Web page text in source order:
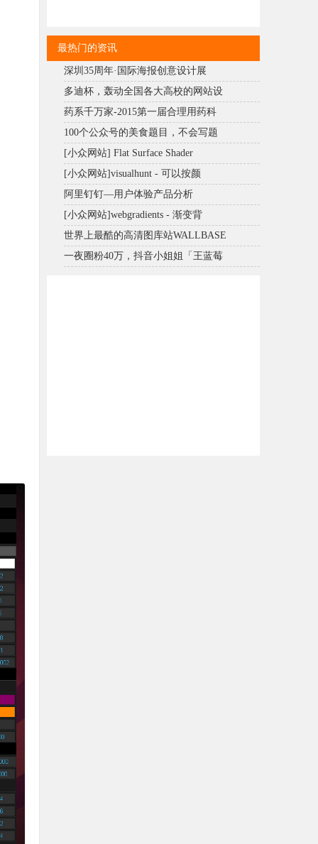
最热门的资讯
深圳35周年·国际海报创意设计展
多迪杯，轰动全国各大高校的网站设
药系千万家-2015第一届合理用药科
100个公众号的美食题目，不会写题
[小众网站] Flat Surface Shader
[小众网站]visualhunt - 可以按颜
阿里钉钉—用户体验产品分析
[小众网站]webgradients - 渐变背
世界上最酷的高清图库站WALLBASE
一夜圈粉40万，抖音小姐姐「王蓝莓